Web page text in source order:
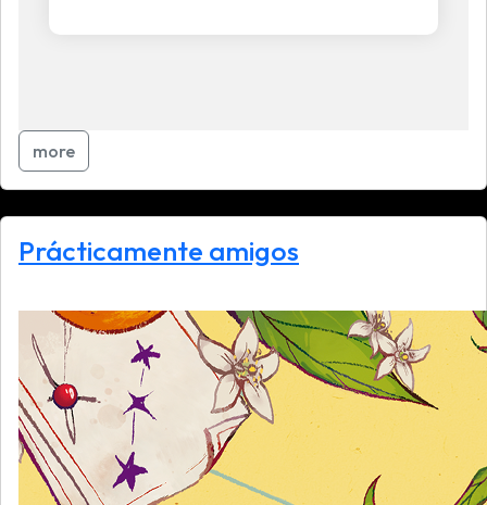
more
Prácticamente amigos